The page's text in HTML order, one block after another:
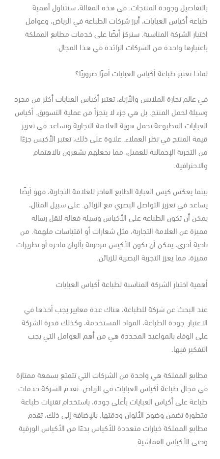
وجودة المنتجات. في هذه المقالة، سنتناول أهمية
أكياس العبايات، أبرز شركات الطباعة في الرياض، وعوامل
الشركة المناسبة. سنركز أيضًا على خدمات مطابع المملكة
واحدة من الشركات الرائدة في هذا المجال.
تعتبر طباعة أكياس العبايات أمرًا ضروريًا؟
عالم تجارة الملابس والأزياء، تعتبر أكياس العبايات أكثر من مجرد
لحمل المنتج. بل هي جزء لا يتجزأ من عملية التسويق. أكياس
المطبوعة تحمل هوية العلامة التجارية وتساعد في تعزيز
المنتج في نظر العملاء. علاوة على ذلك، تعتبر الأكيس جزءًا
التجربة الإجمالية للعميل، مما يجعلهم يشعرون بالاهتمام
يعكس كيس العباية الطابع الفاخر للعلامة التجارية، فهو أيضًا
في تعزيز التواصل البصري مع الزبائن. على سبيل المثال،
أن تكون الطباعة على الأكياس وسيلة فعالة لنقل رسالة
عن العلامة التجارية، مثل شعارات أو اقتباسات ملهمة. من
أخرى، يمكن أن تكون الأكيس مزخرفة بألوان فاخرة أو تطريزات
مما يعزز التجربة البصرية للزبائن.
اختيار الشركة المناسبة لطباعة أكياس العبايات
البحث عن شركة للطباعة، هناك عدة معايير يجب أخذها في
جودة الطباعة، المواد المستخدمة، وكذلك قدرة الشركة
الوفاء بالمواعيد المحددة هي من أهم العوامل التي يجب
فيها.
المملكة هي واحدة من الشركات التي تتمتع بسمعة ممتازة
مجال طباعة أكياس العبايات في الرياض. تقدم الشركة خدمات
على أكياس العبايات بأعلى جودة، باستخدام تقنيات طباعة
تضمن وضوح الألوان ودقتها. بالإضافة إلى ذلك، تقدم
المملكة خيارات متعددة للأكياس بدءًا من الأكياس الورقية
الأكياس القماشية.